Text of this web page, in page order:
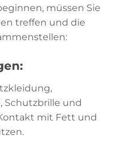
müssen Sie
treffen und die
Schutzbrille und
mit Fett und